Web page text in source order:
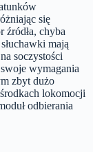
się
źródła, chyba
mają
soczystości
wymagania
zbyt dużo
lokomocji
odbierania